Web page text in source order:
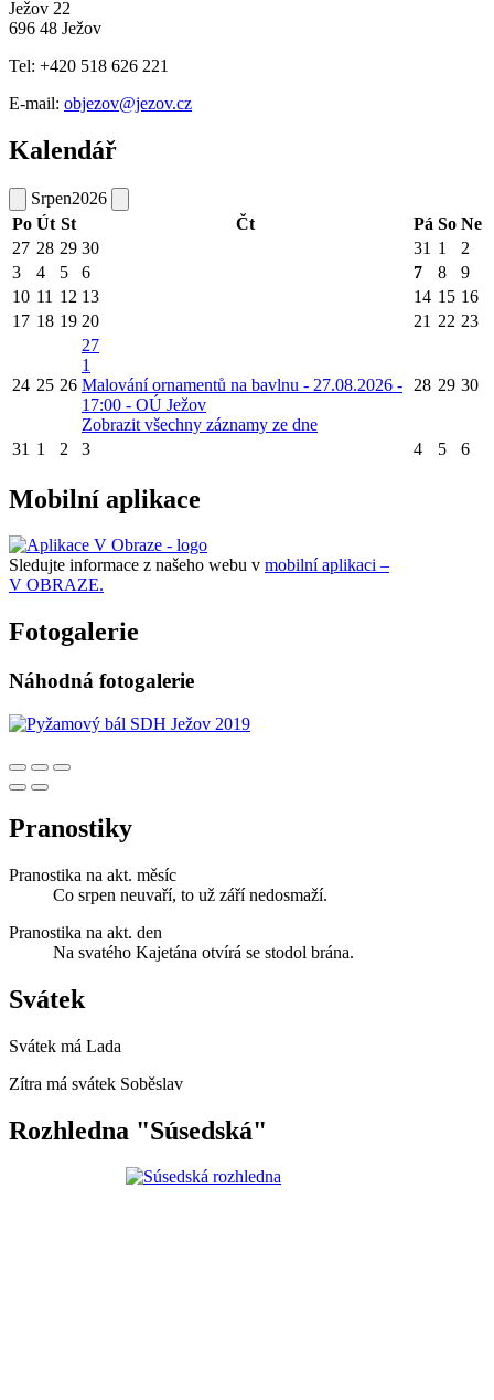
Ježov 22
696 48 Ježov
Tel: +420 518 626 221
E-mail: objezov@jezov.cz
Kalendář
Srpen2026
Po Út St Čt Pá So Ne
27 28 29 30 31 1
2
3
4 5 6 7 8
9
10 11 12 13 14 15 16
17 18 19 20 21 22 23
24 25 26
27
1
Malování ornamentů na bavlnu - 27.08.2026 -
17:00 - OÚ Ježov
Zobrazit všechny záznamy ze dne
28 29 30
31 1 2 3 4 5 6
Mobilní aplikace
Sledujte informace z našeho webu v mobilní aplikaci –
V OBRAZE.
Fotogalerie
Náhodná fotogalerie
Pranostiky
Pranostika na akt. měsíc
Co srpen neuvaří, to už září nedosmaží.
Pranostika na akt. den
Na svatého Kajetána otvírá se stodol brána.
Svátek
Svátek má Lada
Zítra má svátek Soběslav
Rozhledna "Súsedská"